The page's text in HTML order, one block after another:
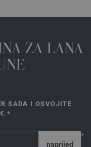
ZA LANA
SADA I OSVOJITE
*